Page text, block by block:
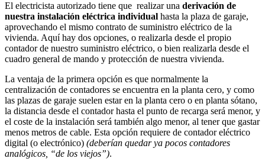
El electricista autorizado tiene que realizar una derivación de
nuestra instalación eléctrica individual hasta la plaza de garaje,
aprovechando el mismo contrato de suministro eléctrico de la
vivienda. Aquí hay dos opciones, o realizarla desde el propio
contador de nuestro suministro eléctrico, o bien realizarla desde el
cuadro general de mando y protección de nuestra vivienda.
La ventaja de la primera opción es que normalmente la
centralización de contadores se encuentra en la planta cero, y como
las plazas de garaje suelen estar en la planta cero o en planta sótano,
la distancia desde el contador hasta el punto de recarga será menor, y
el coste de la instalación será también algo menor, al tener que gastar
menos metros de cable. Esta opción requiere de contador eléctrico
digital (o electrónico) (deberían quedar ya pocos contadores
analógicos, “de los viejos”).